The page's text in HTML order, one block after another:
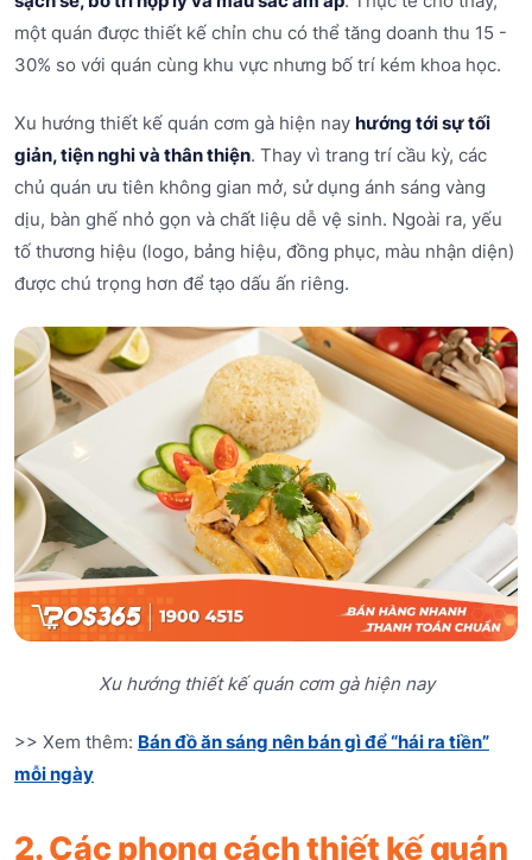
một quán được thiết kế chỉn chu có thể tăng doanh thu 15 -
30% so với quán cùng khu vực nhưng bố trí kém khoa học.
Xu hướng thiết kế quán cơm gà hiện nay hướng tới sự tối
giản, tiện nghi và thân thiện. Thay vì trang trí cầu kỳ, các
chủ quán ưu tiên không gian mở, sử dụng ánh sáng vàng
dịu, bàn ghế nhỏ gọn và chất liệu dễ vệ sinh. Ngoài ra, yếu
tố thương hiệu (logo, bảng hiệu, đồng phục, màu nhận diện)
được chú trọng hơn để tạo dấu ấn riêng.
Xu hướng thiết kế quán cơm gà hiện nay
>> Xem thêm: Bán đồ ăn sáng nên bán gì để “hái ra tiền”
mỗi ngày
2. Các phong cách thiết kế quán